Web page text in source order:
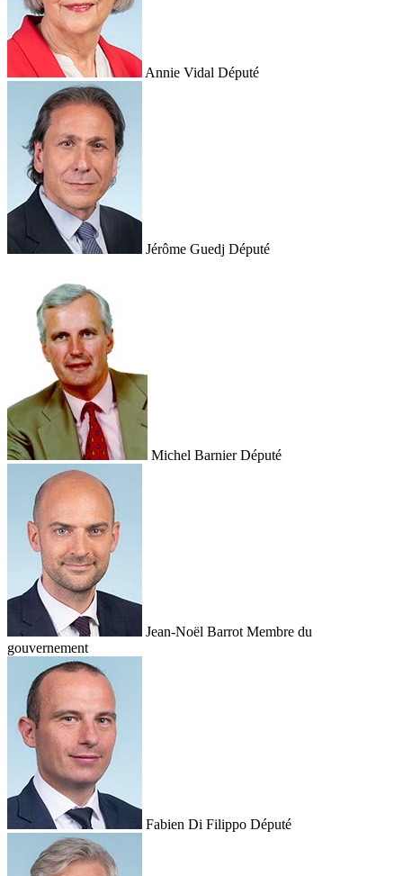
Annie Vidal Député
Jérôme Guedj Député
Michel Barnier Député
Jean-Noël Barrot Membre du
gouvernement
Fabien Di Filippo Député